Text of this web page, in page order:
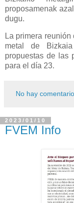
proposamenak
dugu.
La primera reunión
metal de
propuestas de las
para el día 23.
No hay
2023/01/10
FVEM Info